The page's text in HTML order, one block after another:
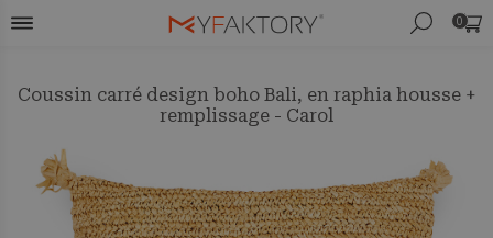
0
Coussin carré design boho Bali, en raphia housse +
remplissage - Carol